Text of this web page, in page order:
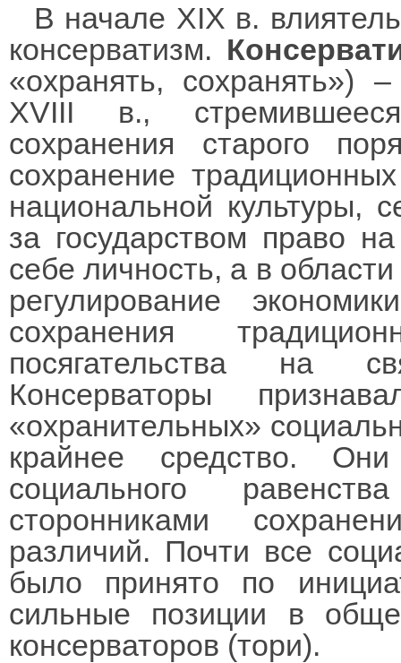
В начале XIX в.
консерватизм.
«охранять, сохранять»)
XVIII в.,
сохранения старого
сохранение
национальной культуры,
за государством право
себе личность, а в
регулирование
сохранения
посягательства на
Консерваторы
«охранительных»
крайнее средство.
социального
сторонниками
различий. Почти все
было принято по
сильные позиции в
консерваторов (тори).